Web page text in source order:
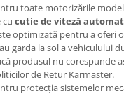
toate motorizările
cu cutie de viteză
optimizată pentru a oferi
garda la sol a vehiculului
produsul nu corespunde
de Retur Karmaster.
protecția sistemelor